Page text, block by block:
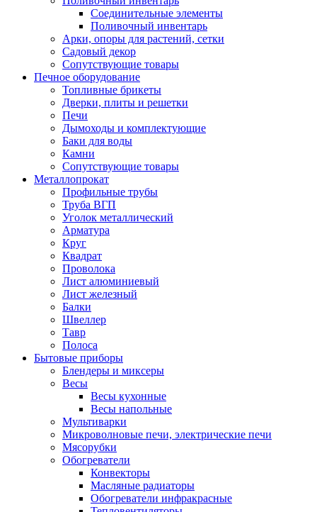
Соединительные элементы
Поливочный инвентарь
Арки, опоры для растений, сетки
Садовый декор
Сопутствующие товары
Печное оборудование
Топливные брикеты
Дверки, плиты и решетки
Печи
Дымоходы и комплектующие
Баки для воды
Камни
Сопутствующие товары
Металлопрокат
Профильные трубы
Труба ВГП
Уголок металлический
Арматура
Круг
Квадрат
Проволока
Лист алюминиевый
Лист железный
Балки
Швеллер
Тавр
Полоса
Бытовые приборы
Блендеры и миксеры
Весы
Весы кухонные
Весы напольные
Мультиварки
Микроволновые печи, электрические печи
Мясорубки
Обогреватели
Конвекторы
Масляные радиаторы
Обогреватели инфракрасные